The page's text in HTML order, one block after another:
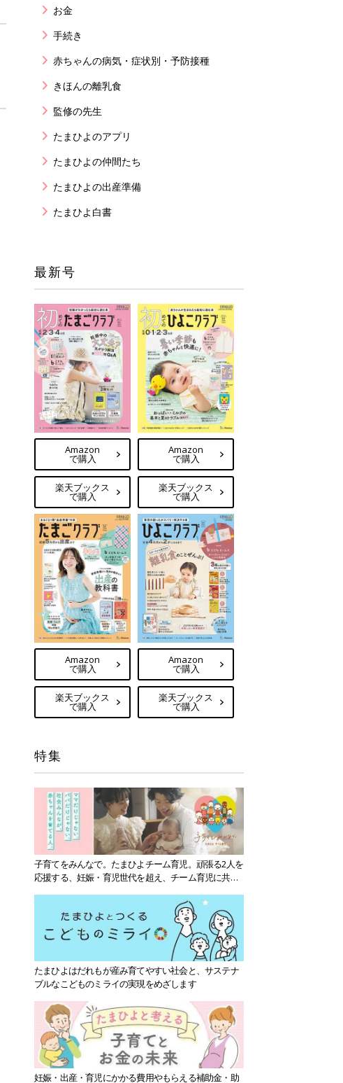
お金
手続き
赤ちゃんの病気・症状別・予防接種
きほんの離乳食
監修の先生
たまひよのアプリ
たまひよの仲間たち
たまひよの出産準備
たまひよ白書
最新号
Amazon
で購入
楽天ブックス
で購入
Amazon
で購入
楽天ブックス
で購入
Amazon
で購入
楽天ブックス
で購入
Amazon
で購入
楽天ブックス
で購入
特集
子育てをみんなで。たまひよチーム育児。頑張る2人を
応援する、妊娠・育児世代を超え、チーム育児に共感
たまひよはだれもが産み育てやすい社会と、サステナ
ブルなこどものミライの実現をめざします
妊娠・出産・育児にかかる費用やもらえる補助金・助